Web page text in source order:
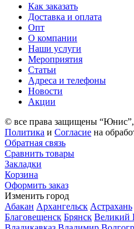
Как заказать
Доставка и оплата
Опт
О компании
Наши услуги
Мероприятия
Статьи
Адреса и телефоны
Новости
Акции
© все права защищены
Политика и Согласие на
Обратная связь
Сравнить товары
Закладки
Корзина
Оформить заказ
Изменить город
Абакан Архангельск Астрахань
Благовещенск Брянск Великий